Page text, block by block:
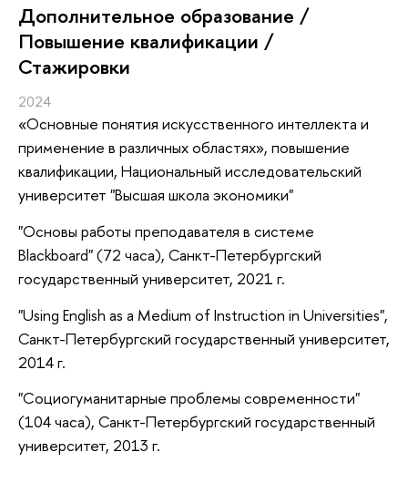
Дополнительное образование /
Повышение квалификации /
Стажировки
2024
«Основные понятия искусственного интеллекта и
применение в различных областях», повышение
квалификации, Национальный исследовательский
университет "Высшая школа экономики"
"Основы работы преподавателя в системе
Blackboard" (72 часа), Санкт-Петербургский
государственный университет, 2021 г.
"Using English as a Medium of Instruction in Universities",
Санкт-Петербургский государственный университет,
2014 г.
"Социогуманитарные проблемы современности"
(104 часа), Санкт-Петербургский государственный
университет, 2013 г.